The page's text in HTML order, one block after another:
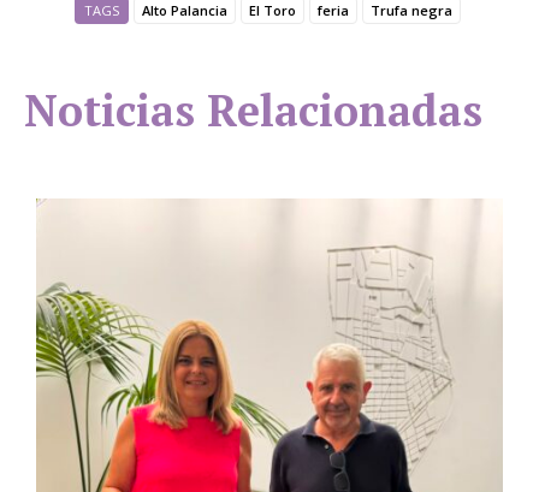
TAGS Alto Palancia El Toro feria Trufa negra
Noticias Relacionadas